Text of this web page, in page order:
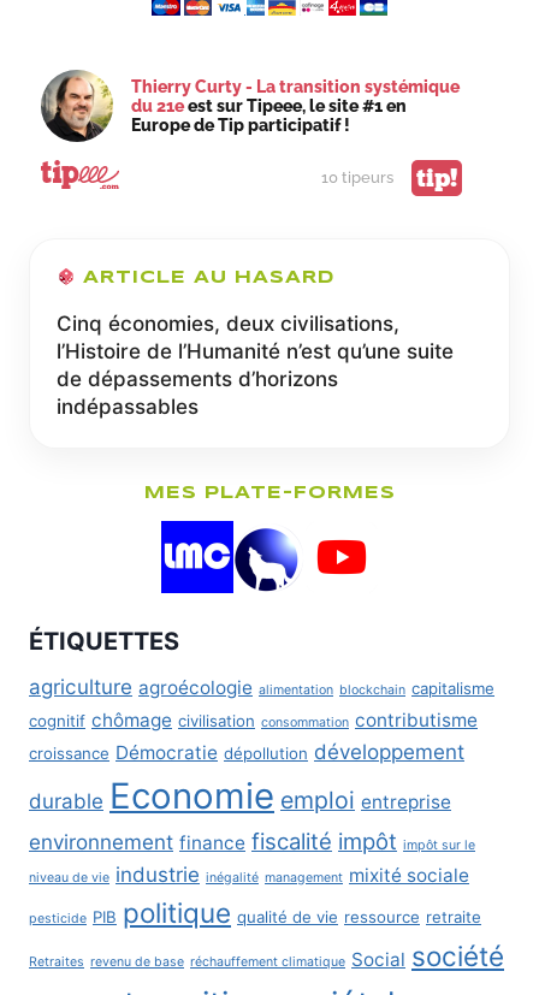
Thierry Curty - La transition systémique
du 21eest sur Tipeee, le site #1 en
Europe de Tip participatif !
10 tipeurs tip!
ARTICLE AU HASARD
Cinq économies, deux civilisations,
l’Histoire de l’Humanité n’est qu’une suite
de dépassements d’horizons
indépassables
MES PLATE-FORMES
ÉTIQUETTES
agriculture agroécologie alimentation blockchain capitalisme
cognitif chômage civilisation consommation contributisme
croissance Démocratie dépollution développement
durable Economie emploi entreprise
environnement finance fiscalité impôt impôt sur le
niveau de vie industrie inégalité management mixité sociale
pesticide PIB politique qualité de vie ressource retraite
Retraites revenu de base réchauffement climatique Social société